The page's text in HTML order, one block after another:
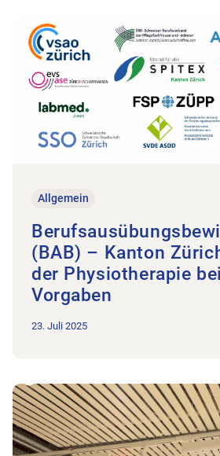
Allgemein
(BAB) – Kanton
der Physiotherapie
Vorgaben
23. Juli 2025
Zum Beitrag
Zum Beitrag KI im